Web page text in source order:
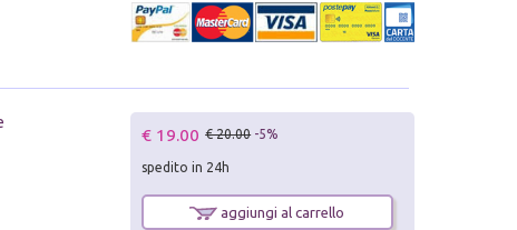
€ 19.00 € 20.00 -5%
spedito in 24h
aggiungi al carrello